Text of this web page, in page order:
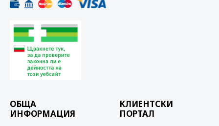
ОБЩА
ИНФОРМАЦИЯ
КЛИЕНТСКИ
ПОРТАЛ